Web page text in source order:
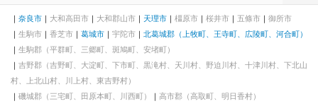
奈良市 大和高田市 大和郡山市 天理市 橿原市 桜井市 五條市
御所市
生駒市
香芝市 葛城市 宇陀市
北葛城郡（上牧町、王寺町、広陵町、河合町）
生駒郡（平群町、三郷町、斑鳩町、安堵町）
吉野郡（吉野町、大淀町、下市町、黒滝村、天川村、野迫川村、十津川村、下北山
村、上北山村、川上村、東吉野村）
磯城郡（三宅町、田原本町、川西町）
高市郡（高取町、明日香村）